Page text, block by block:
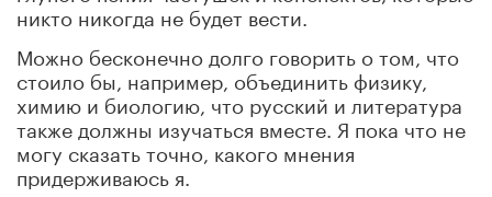
никто никогда не будет вести.
Можно бесконечно долго говорить о том, что
стоило бы, например, объединить физику,
химию и биологию, что русский и литература
также должны изучаться вместе. Я пока что не
могу сказать точно, какого мнения
придерживаюсь я.